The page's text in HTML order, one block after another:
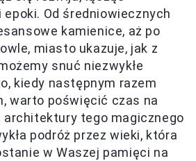
Od średniowiecznych
kamienice, aż po
miasto ukazuje, jak z
snuć niezwykłe
kiedy następnym razem
warto poświęcić czas na
architektury tego magicznego
podróż przez wieki, która
w Waszej pamięci na